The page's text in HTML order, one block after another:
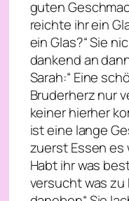
guten
reichte ihr ein
ein Glas?“ Sie
dankend an
Sarah:“ Eine
Bruderherz nur
keiner hierher
ist eine lange
zuerst Essen es
Habt ihr was
versucht was